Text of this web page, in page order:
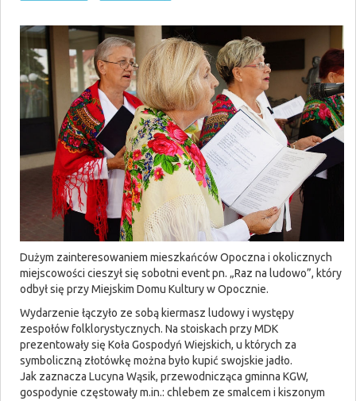
Dużym zainteresowaniem mieszkańców Opoczna i okolicznych
miejscowości cieszył się sobotni event pn. „Raz na ludowo”, który
odbył się przy Miejskim Domu Kultury w Opocznie.
Wydarzenie łączyło ze sobą kiermasz ludowy i występy
zespołów folklorystycznych. Na stoiskach przy MDK
prezentowały się Koła Gospodyń Wiejskich, u których za
symboliczną złotówkę można było kupić swojskie jadło.
Jak zaznacza Lucyna Wąsik, przewodnicząca gminna KGW,
gospodynie częstowały m.in.: chlebem ze smalcem i kiszonym